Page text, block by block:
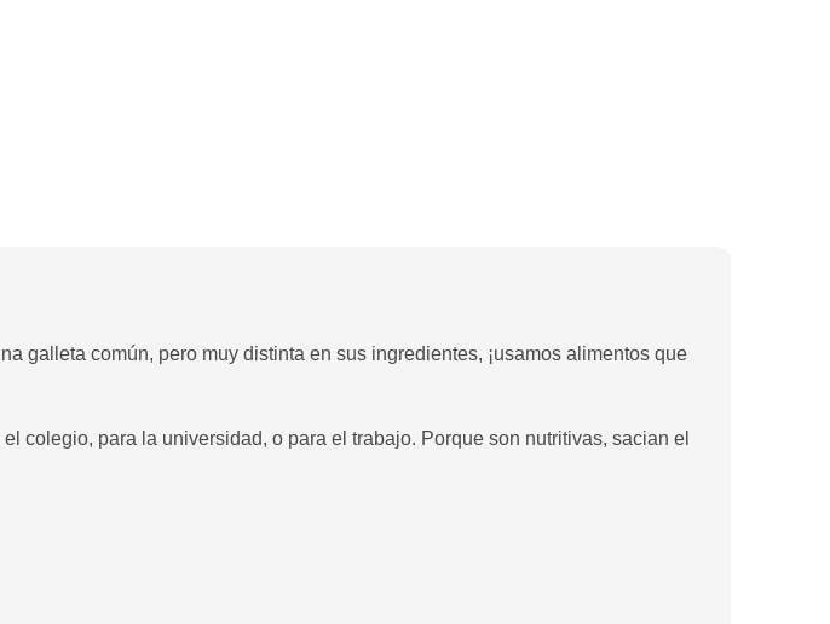
galleta común, pero muy distinta en sus ingredientes, ¡usamos alimentos que
colegio, para la universidad, o para el trabajo. Porque son nutritivas, sacian el